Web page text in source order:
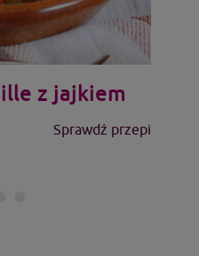
z jajkiem
Sprawdź przepis >